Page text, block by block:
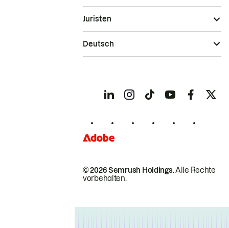
© 2026 Semrush Holdings.Alle Rechte
vorbehalten.
Juristen
Deutsch